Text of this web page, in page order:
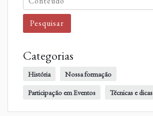
Pesquisar
Categorias
História
Nossa formação
Participação em Eventos
Técnicas e dicas